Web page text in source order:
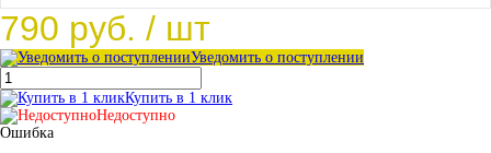
790 руб. / шт
Уведомить о поступлении
Купить в 1 клик
Недоступно
Ошибка